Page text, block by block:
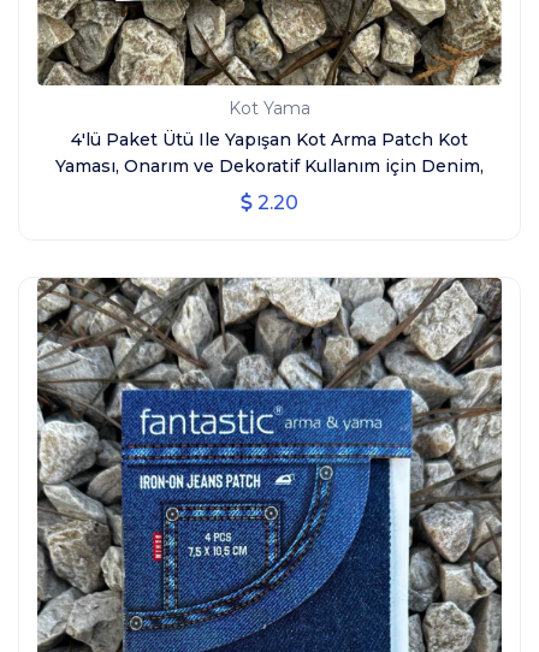
Kot Yama
4'lü Paket Ütü Ile Yapışan Kot Arma Patch Kot
Yaması, Onarım ve Dekoratif Kullanım için Denim,
Jeans
2.20